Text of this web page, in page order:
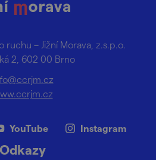
ruchu – Jižní Morava, z.s.p.o.
2, 602 00 Brno
YouTube Instagram
Odkazy